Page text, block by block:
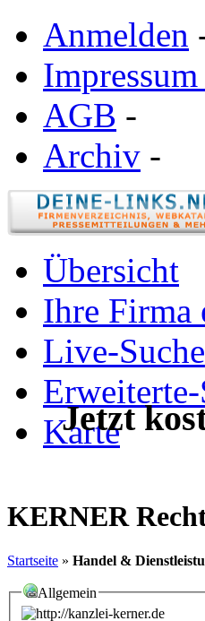
Anmelden
AGB -
Archiv -
Übersicht
Ihre Firma
Live-Suche
Erweiterte-
Karte
Jetzt
KERNER
Startseite » Handel &
Allgemein